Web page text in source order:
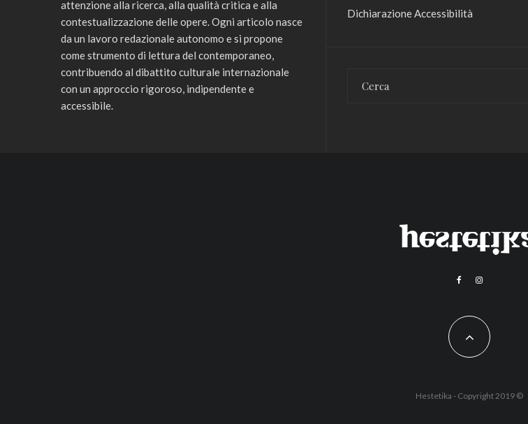
attenzione alla ricerca, alla qualità critica e alla
contestualizzazione delle opere. Ogni articolo nasce
da un lavoro redazionale autonomo e si propone
come strumento di lettura del contemporaneo,
contribuendo al dibattito culturale internazionale
con un approccio rigoroso, indipendente e
accessibile.
Dichiarazione Accessibilità
Hestetika - Copyright 2019 ©